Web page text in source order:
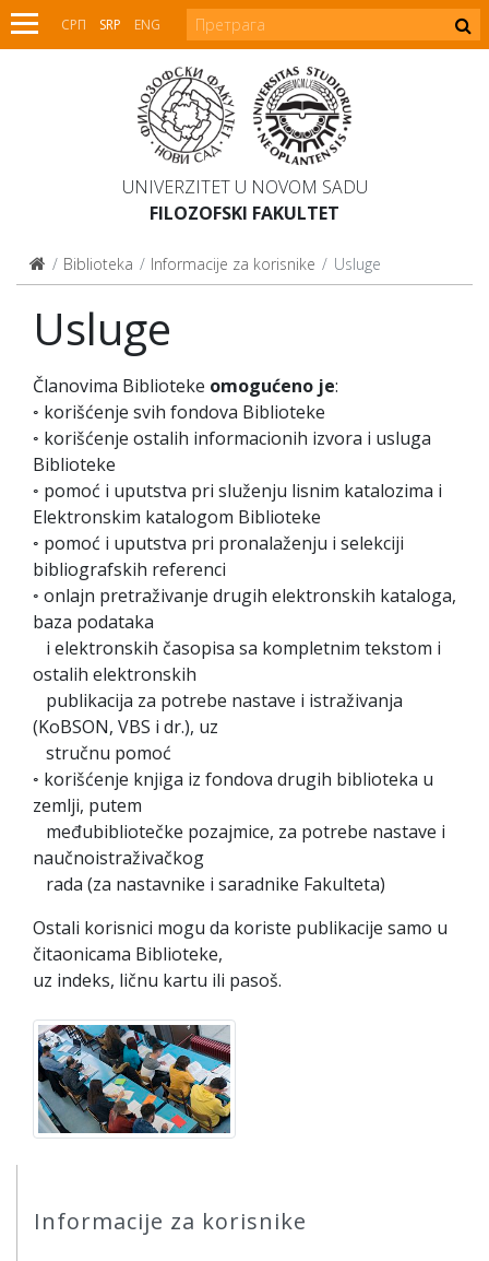
СРП SRP ENG
UNIVERZITET U NOVOM SADU
FILOZOFSKI FAKULTET
Biblioteka Informacije za korisnike Usluge
Informacije za korisnike
Usluge
Članovima Biblioteke omogućeno je:
◦ korišćenje svih fondova Biblioteke
◦ korišćenje ostalih informacionih izvora i usluga
Biblioteke
◦ pomoć i uputstva pri služenju lisnim katalozima i
Elektronskim katalogom Biblioteke
◦ pomoć i uputstva pri pronalaženju i selekciji
bibliografskih referenci
◦ onlajn pretraživanje drugih elektronskih kataloga,
baza podataka
i elektronskih časopisa sa kompletnim tekstom i
ostalih elektronskih
publikacija za potrebe nastave i istraživanja
(KoBSON, VBS i dr.), uz
stručnu pomoć
◦ korišćenje knjiga iz fondova drugih biblioteka u
zemlji, putem
međubibliotečke pozajmice, za potrebe nastave i
naučnoistraživačkog
rada (za nastavnike i saradnike Fakulteta)
Ostali korisnici mogu da koriste publikacije samo u
čitaonicama Biblioteke,
uz indeks, ličnu kartu ili pasoš.